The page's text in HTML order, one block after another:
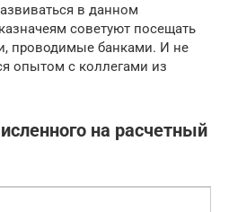
в данном
советуют посещать
проводимые банками. И не
опытом с коллегами из
на расчетный